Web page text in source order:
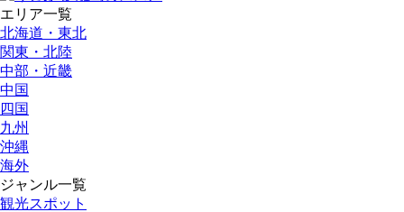
エリア一覧
北海道・東北
関東・北陸
中部・近畿
中国
四国
九州
沖縄
海外
ジャンル一覧
観光スポット